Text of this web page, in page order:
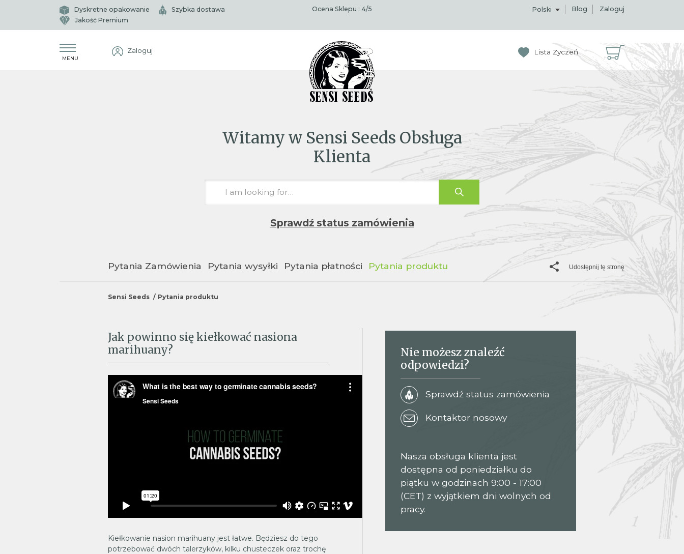
Dyskretne opakowanie
Szybka dostawa
Jakość Premium
Ocena Sklepu : 4/5 Polski Blog Zaloguj
MENU
Zaloguj Lista Zyczeń
Witamy w Sensi Seeds Obsługa
Klienta
Sprawdź status zamówienia
Pytania Zamówienia Pytania wysyłki Pytania płatności Pytania produktu Udostępnij tę stronę
Sensi Seeds Pytania produktu
Jak powinno się kiełkować nasiona
marihuany?
Kiełkowanie nasion marihuany jest łatwe. Będziesz do tego
potrzebować dwóch talerzyków, kilku chusteczek oraz trochę
Nie możesz znaleźć
odpowiedzi?
Sprawdź status zamówienia
Kontaktor nosowy
Nasza obsługa klienta jest
dostępna od poniedziałku do
piątku w godzinach 9:00 - 17:00
(CET) z wyjątkiem dni wolnych od
pracy.